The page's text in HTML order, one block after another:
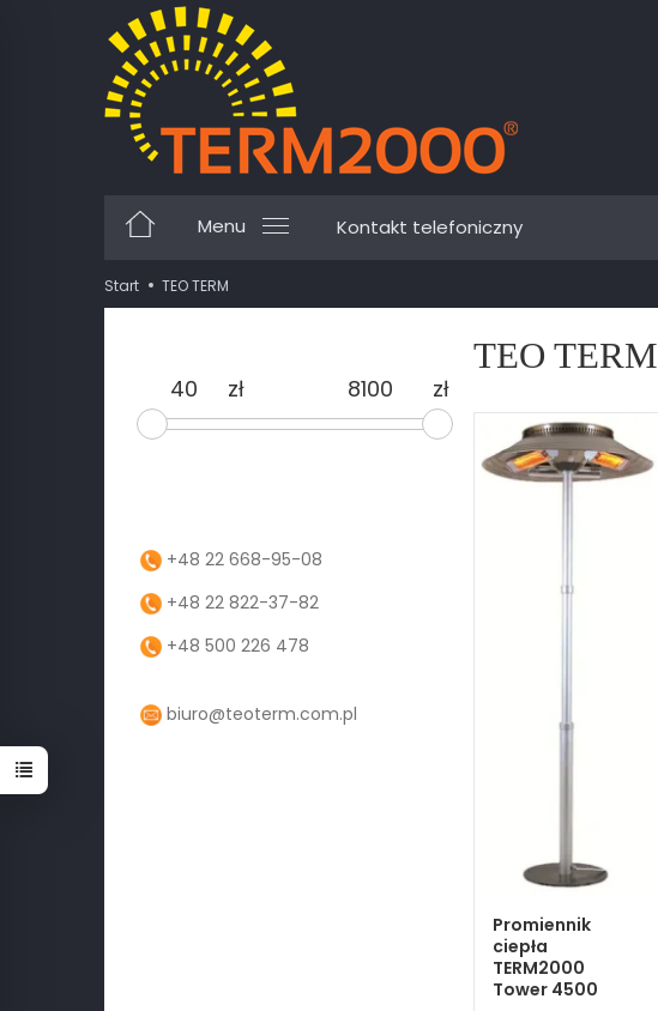
Menu Kontakt telefoniczny
Start TEO TERM
TEO TERM
Promiennik
ciepła
TERM2000
Tower 4500
zł zł
+48 22 668-95-08
+48 22 822-37-82
+48 500 226 478
biuro@teoterm.com.pl